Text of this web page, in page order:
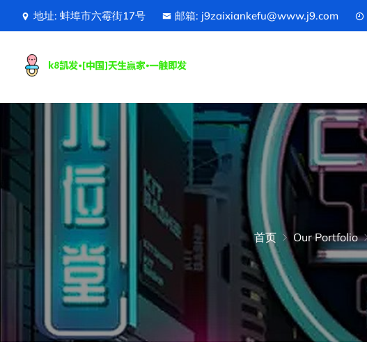
地址: 蚌埠市六霉街17号 邮箱: j9zaixiankefu@www.j9.com
首页 Our Portfolio